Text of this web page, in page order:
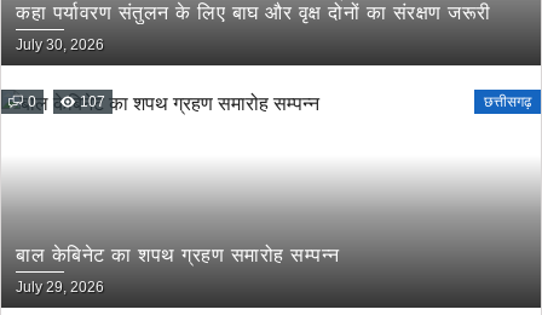
कहा पर्यावरण संतुलन के लिए बाघ और वृक्ष दोनों का संरक्षण जरूरी
July 30, 2026
0 107 छत्तीसगढ़
बाल केबिनेट का शपथ ग्रहण समारोह सम्पन्न
July 29, 2026